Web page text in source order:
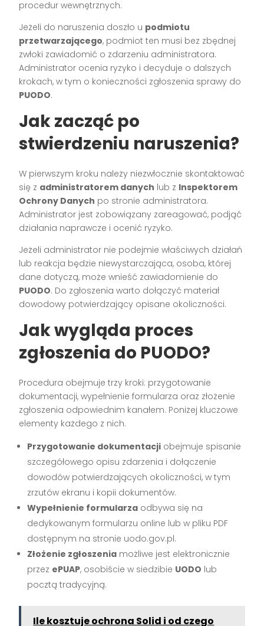
procedur wewnętrznych.
Jeżeli do naruszenia doszło u podmiotu
przetwarzającego, podmiot ten musi bez zbędnej
zwłoki zawiadomić o zdarzeniu administratora.
Administrator ocenia ryzyko i decyduje o dalszych
krokach, w tym o konieczności zgłoszenia sprawy do
PUODO.
Jak zacząć po
stwierdzeniu naruszenia?
W pierwszym kroku należy niezwłocznie skontaktować
się z administratorem danych lub z Inspektorem
Ochrony Danych po stronie administratora.
Administrator jest zobowiązany zareagować, podjąć
działania naprawcze i ocenić ryzyko.
Jeżeli administrator nie podejmie właściwych działań
lub reakcja będzie niewystarczająca, osoba, której
dane dotyczą, może wnieść zawiadomienie do
PUODO. Do zgłoszenia warto dołączyć materiał
dowodowy potwierdzający opisane okoliczności.
Jak wygląda proces
zgłoszenia do PUODO?
Procedura obejmuje trzy kroki: przygotowanie
dokumentacji, wypełnienie formularza oraz złożenie
zgłoszenia odpowiednim kanałem. Poniżej kluczowe
elementy każdego z nich.
Przygotowanie dokumentacji obejmuje spisanie
szczegółowego opisu zdarzenia i dołączenie
dowodów potwierdzających okoliczności, w tym
zrzutów ekranu i kopii dokumentów.
Wypełnienie formularza odbywa się na
dedykowanym formularzu online lub w pliku PDF
dostępnym na stronie uodo.gov.pl.
Złożenie zgłoszenia możliwe jest elektronicznie
przez ePUAP, osobiście w siedzibie UODO lub
pocztą tradycyjną.
Ile kosztuje ochrona Solid i od czego